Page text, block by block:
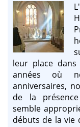
leur place
années où
anniversaires,
de la
semble
débuts de la vie